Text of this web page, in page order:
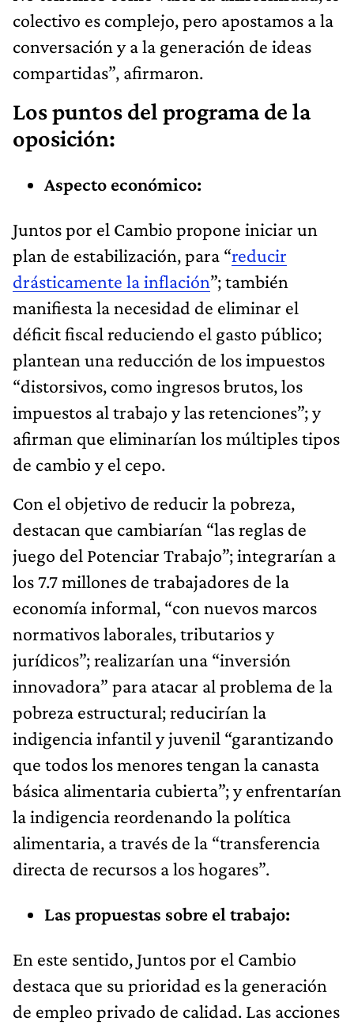
colectivo es complejo, pero apostamos a la
conversación y a la generación de ideas
compartidas”, afirmaron.
Los puntos del programa de la
oposición:
Aspecto económico:
Juntos por el Cambio propone iniciar un
plan de estabilización, para “reducir
drásticamente la inflación”; también
manifiesta la necesidad de eliminar el
déficit fiscal reduciendo el gasto público;
plantean una reducción de los impuestos
“distorsivos, como ingresos brutos, los
impuestos al trabajo y las retenciones”; y
afirman que eliminarían los múltiples tipos
de cambio y el cepo.
Con el objetivo de reducir la pobreza,
destacan que cambiarían “las reglas de
juego del Potenciar Trabajo”; integrarían a
los 7.7 millones de trabajadores de la
economía informal, “con nuevos marcos
normativos laborales, tributarios y
jurídicos”; realizarían una “inversión
innovadora” para atacar al problema de la
pobreza estructural; reducirían la
indigencia infantil y juvenil “garantizando
que todos los menores tengan la canasta
básica alimentaria cubierta”; y enfrentarían
la indigencia reordenando la política
alimentaria, a través de la “transferencia
directa de recursos a los hogares”.
Las propuestas sobre el trabajo:
En este sentido, Juntos por el Cambio
destaca que su prioridad es la generación
de empleo privado de calidad. Las acciones